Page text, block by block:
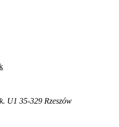
U1 35-329 Rzeszów